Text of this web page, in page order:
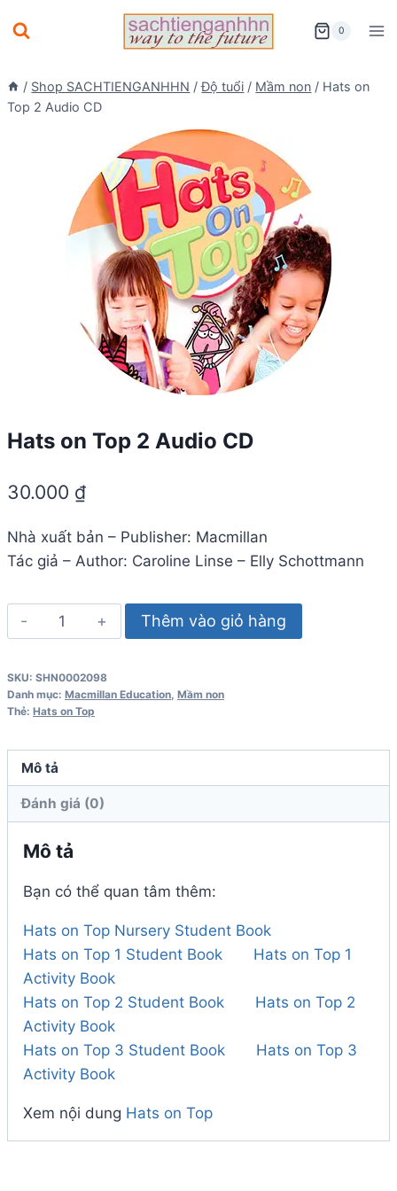
to
0
/ Shop SACHTIENGANHHN / Độ tuổi / Mầm non / Hats on
Top 2 Audio CD
Hats on Top 2 Audio CD
30.000 ₫
Nhà xuất bản – Publisher: Macmillan
Tác giả – Author: Caroline Linse – Elly Schottmann
Hats
on
2
Audio
số
lượng
Thêm vào giỏ hàng
SKU: SHN0002098
Danh mục: Macmillan Education Mầm non
Thẻ: Hats on Top
Mô tả
Đánh giá (0)
Mô tả
Bạn có thể quan tâm thêm:
Hats on Top Nursery Student Book
Hats on Top 1 Student Book
Hats on Top 1
Activity Book
Hats on Top 2 Student Book
Hats on Top 2
Activity Book
Hats on Top 3 Student Book
Hats on Top 3
Activity Book
Xem nội dung Hats on Top